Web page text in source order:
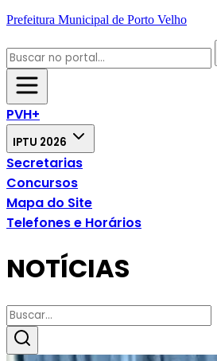
Prefeitura Municipal de Porto Velho
PVH+
IPTU 2026
Secretarias
Concursos
Mapa do Site
Telefones e Horários
NOTÍCIAS